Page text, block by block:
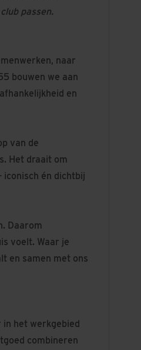
passen.
naar
bouwen we aan
en
van de
Het draait om
iconisch én dichtbij
Daarom
voelt. Waar je
en samen met ons
in het werkgebied
combineren